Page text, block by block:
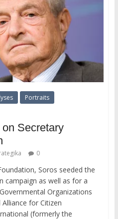
Portraits
Secretary
0
Soros seeded the
campaign as well as for a
Organizations
Alliance for Citizen
(formerly the